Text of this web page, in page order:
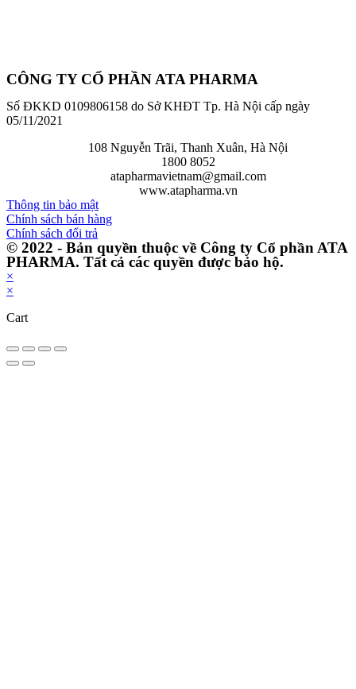
CÔNG TY CỔ PHẦN ATA PHARMA
Số ĐKKD 0109806158 do Sở KHĐT Tp. Hà Nội cấp ngày
05/11/2021
108 Nguyễn Trãi, Thanh Xuân, Hà Nội
1800 8052
atapharmavietnam@gmail.com
www.atapharma.vn
Thông tin bảo mật
Chính sách bán hàng
Chính sách đổi trả
© 2022 - Bản quyền thuộc về Công ty Cổ phần ATA
PHARMA. Tất cả các quyền được bảo hộ.
×
×
Cart